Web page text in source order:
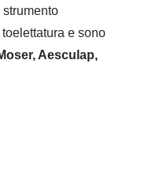
e sono
Aesculap,